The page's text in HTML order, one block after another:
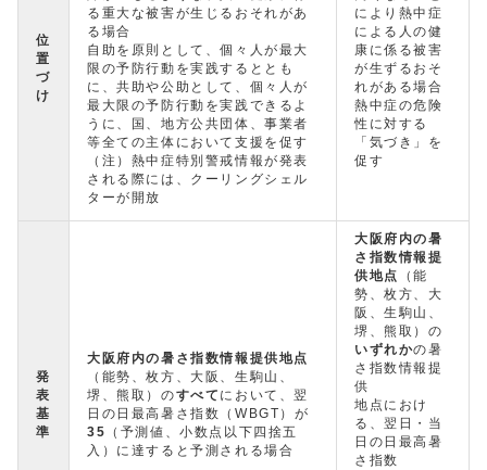
位
置
づ
け
る重大な被害が生じるおそれがあ
る場合
自助を原則として、個々人が最大
限の予防行動を実践するととも
に、共助や公助として、個々人が
最大限の予防行動を実践できるよ
うに、国、地方公共団体、事業者
等全ての主体において支援を促す
（注）熱中症特別警戒情報が発表
される際には、クーリングシェル
ターが開放
により熱中症
による人の健
康に係る被害
が生ずるおそ
れがある場合
熱中症の危険
性に対する
「気づき」を
促す
発
表
基
準
大阪府内の暑さ指数情報提供地点
（能勢、枚方、大阪、生駒山、
堺、熊取）のすべて において、翌
日の日最高暑さ指数（WBGT）が
35
（予測値、小数点以下四捨五
入）に達すると予測される場合
大阪府内の暑
さ指数情報提
供地点
（能
勢、枚方、大
阪、生駒山、
堺、熊取）の
いずれかの暑
さ指数情報提
供
地点におけ
る、翌日・当
日の日最高暑
さ指数